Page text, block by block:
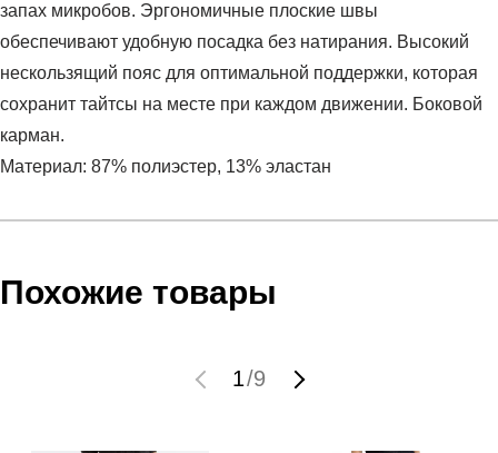
запах микробов. Эргономичные плоские швы
обеспечивают удобную посадка без натирания. Высокий
нескользящий пояс для оптимальной поддержки, которая
сохранит тайтсы на месте при каждом движении. Боковой
карман.
Материал: 87% полиэстер, 13% эластан
Артикул:1365336-001
Leg NS
HG Armour HiRise Leg NS
Условия оплаты
высылает Вам менеджер.
мы не увидим Вашу оплату.
Похожие товары
1/9